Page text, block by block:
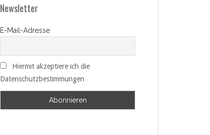
Newsletter
E-Mail-Adresse
Hiermit akzeptiere ich die
Datenschutzbestimmungen